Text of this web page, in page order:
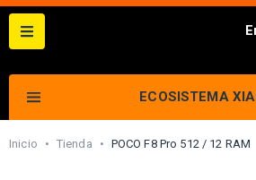
ECOSISTEMA
Inicio • Tienda • POCO F8 Pro 512 / 12 RAM